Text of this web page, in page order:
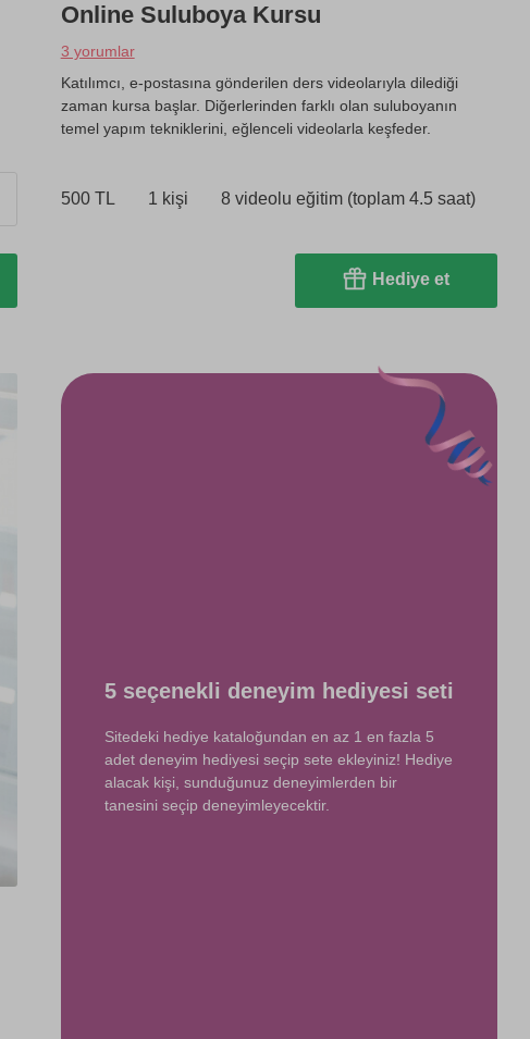
Online Suluboya Kursu
3 yorumlar
Katılımcı, e-postasına gönderilen ders videolarıyla dilediği
zaman kursa başlar. Diğerlerinden farklı olan suluboyanın
temel yapım tekniklerini, eğlenceli videolarla keşfeder.
500 TL 1 kişi 8 videolu eğitim (toplam 4.5 saat)
Hediye et
5 seçenekli deneyim hediyesi seti
Sitedeki hediye kataloğundan en az 1 en fazla 5
adet deneyim hediyesi seçip sete ekleyiniz! Hediye
alacak kişi, sunduğunuz deneyimlerden bir
tanesini seçip deneyimleyecektir.